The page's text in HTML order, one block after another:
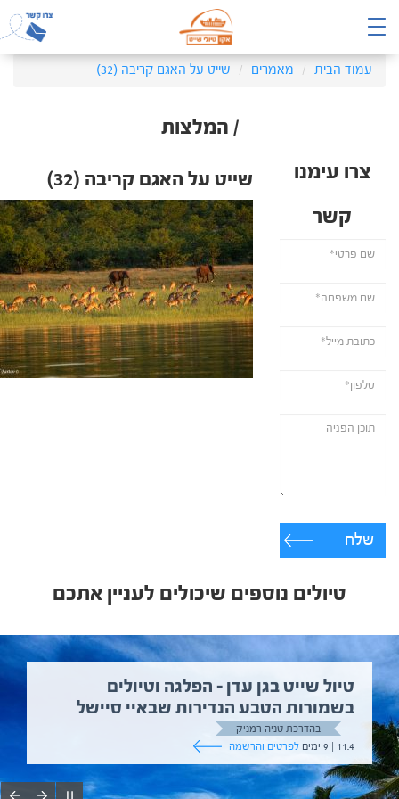
עמוד הבית מאמרים שייט על האגם קריבה (32)
/ המלצות
צרו עימנו
קשר
שלח
שייט על האגם קריבה (32)
טיולים נוספים שיכולים לעניין אתכם
טיול שייט בגן עדן – הפלגה וטיולים
בשמורות הטבע הנדירות שבאיי סיישל
בהדרכת טניה רמניק
11.4 | 9 ימים
לפרטים והרשמה